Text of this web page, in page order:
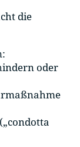
die
oder
(„condotta